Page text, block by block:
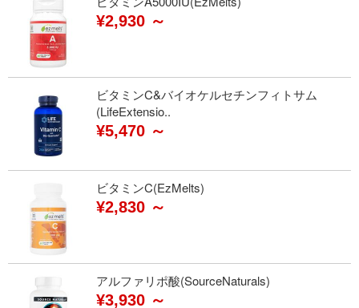
¥2,930 ～
ビタミンC&バイオケルセチンフィトサム
(LifeExtensio..
¥5,470 ～
ビタミンC(EzMelts)
¥2,830 ～
アルファリポ酸(SourceNaturals)
¥3,930 ～